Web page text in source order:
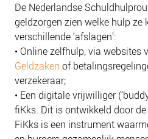
De Nederlandse
geldzorgen zien welke hulp ze
verschillende ‘afslagen’:
• Online zelfhulp, via websites
Geldzaken of
verzekeraar;
• Een digitale vrijwilliger
fiKks. Dit is ontwikkeld door
FiKks is een instrument